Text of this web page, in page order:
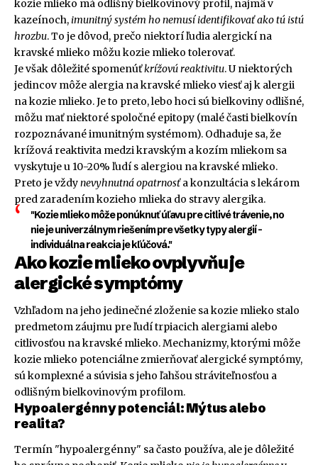
kozie mlieko má odlišný bielkovinový profil, najmä v
kazeínoch,imunitný systém ho nemusí identifikovať ako tú istú
hrozbu. To je dôvod, prečo niektorí ľudia alergickí na
kravské mlieko môžu kozie mlieko tolerovať.
Je však dôležité spomenúťkrížovú reaktivitu. U niektorých
jedincov môže alergia na kravské mlieko viesť aj k alergii
na kozie mlieko. Je to preto, lebo hoci sú bielkoviny odlišné,
môžu mať niektoré spoločné epitopy (malé časti bielkovín
rozpoznávané imunitným systémom). Odhaduje sa, že
krížová reaktivita medzi kravským a kozím mliekom sa
vyskytuje u 10-20% ľudí s alergiou na kravské mlieko.
Preto je vždynevyhnutná opatrnosťa konzultácia s lekárom
pred zaradením kozieho mlieka do stravy alergika.
"Kozie mlieko môže ponúknuť úľavu pre citlivé trávenie, no
nie je univerzálnym riešením pre všetky typy alergií –
individuálna reakcia je kľúčová."
Ako kozie mlieko ovplyvňuje
alergické symptómy
Vzhľadom na jeho jedinečné zloženie sa kozie mlieko stalo
predmetom záujmu pre ľudí trpiacich alergiami alebo
citlivosťou na kravské mlieko. Mechanizmy, ktorými môže
kozie mlieko potenciálne zmierňovať alergické symptómy,
sú komplexné a súvisia s jeho ľahšou stráviteľnosťou a
odlišným bielkovinovým profilom.
Hypoalergénny potenciál: Mýtus alebo
realita?
Termín "hypoalergénny" sa často používa, ale je dôležité